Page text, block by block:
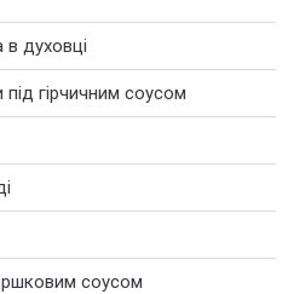
в духовці
під гірчичним соусом
соусом